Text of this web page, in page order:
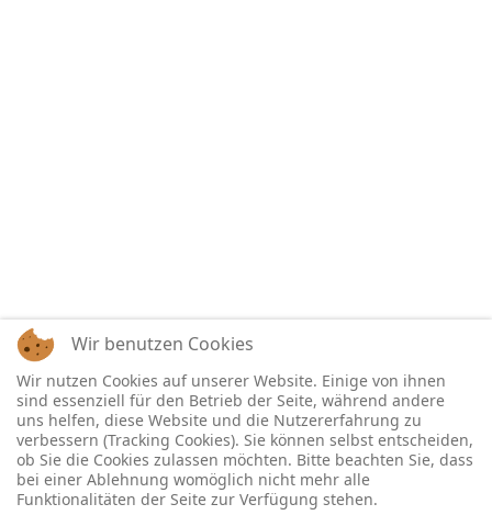
Wir benutzen Cookies
Wir nutzen Cookies auf unserer Website. Einige von ihnen
sind essenziell für den Betrieb der Seite, während andere
uns helfen, diese Website und die Nutzererfahrung zu
verbessern (Tracking Cookies). Sie können selbst entscheiden,
ob Sie die Cookies zulassen möchten. Bitte beachten Sie, dass
bei einer Ablehnung womöglich nicht mehr alle
Funktionalitäten der Seite zur Verfügung stehen.